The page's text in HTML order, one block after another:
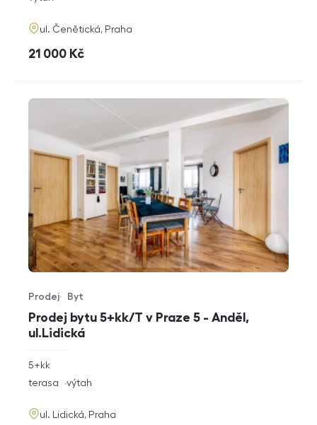
adresa
ul. Čenětická, Praha
cena
21 000 Kč
Prodej bytu 5+kk/T v Praze 5 - Anděl,
ul.Lidická
Typ nabídky
Prodej
Typ nemovitosti
Byt
rozměry
dispozice
5+kk
funkce
terasa výtah
adresa
ul. Lidická, Praha